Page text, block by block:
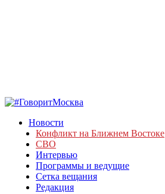
Новости
Конфликт на Ближнем Востоке
СВО
Интервью
Программы и ведущие
Сетка вещания
Редакция